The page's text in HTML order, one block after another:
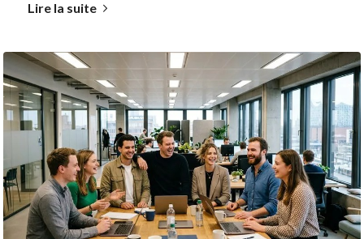
Lire la suite